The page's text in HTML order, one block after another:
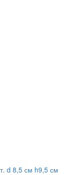
d 8,5 см h9,5 см